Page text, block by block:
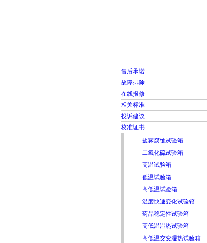
售后承诺
故障排除
在线报修
相关标准
投诉建议
校准证书
盐雾腐蚀试验箱
二氧化硫试验箱
高温试验箱
低温试验箱
高低温试验箱
温度快速变化试验箱
药品稳定性试验箱
高低温湿热试验箱
高低温交变湿热试验箱